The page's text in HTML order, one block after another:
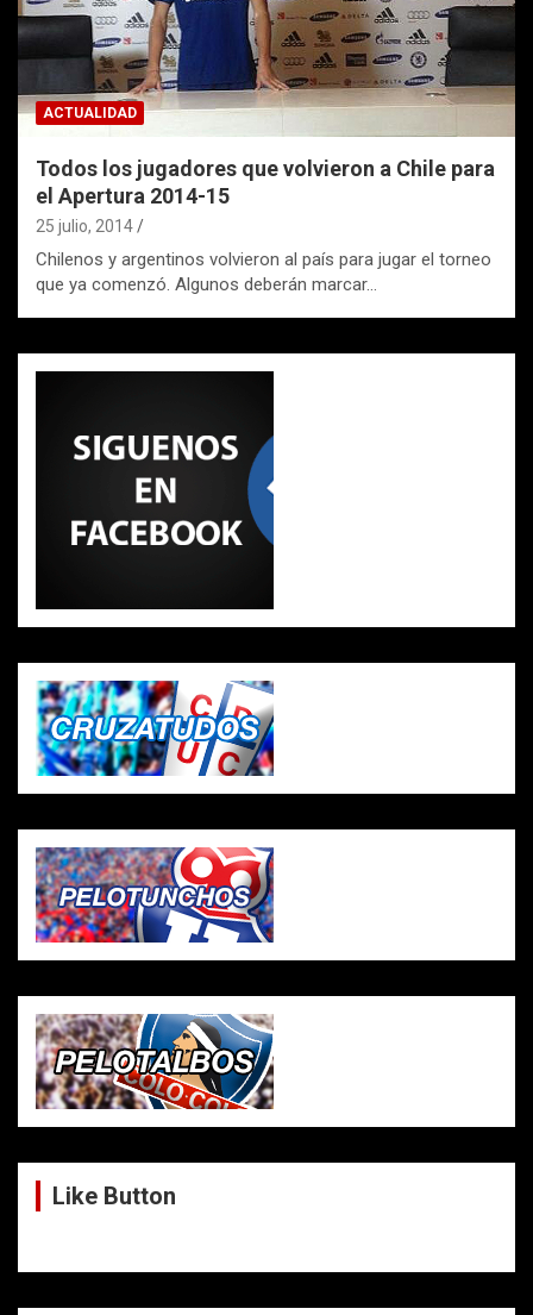
ACTUALIDAD
Todos los jugadores que volvieron a Chile para
el Apertura 2014-15
25 julio, 2014
Chilenos y argentinos volvieron al país para jugar el torneo
que ya comenzó. Algunos deberán marcar…
Like Button